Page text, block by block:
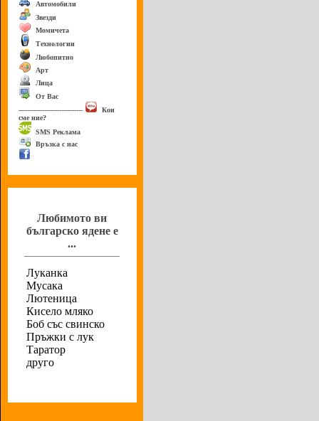
Автомобили
Звезди
Момичета
Технологии
Любопитно
Арт
Лица
От Вас
------------------------------
Кои
сме ние?
SMS Реклама
Връзка с нас
Любимото ви
българско ядене е
...
Луканка
Мусака
Лютеница
Кисело мляко
Боб със свинско
Пръжки с лук
Таратор
друго